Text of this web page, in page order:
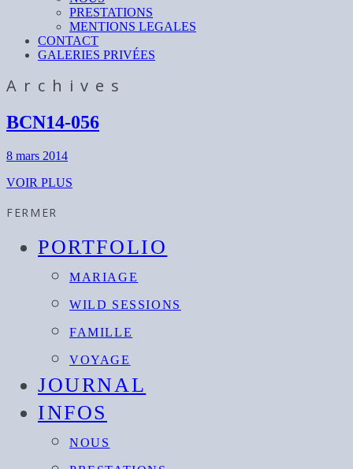
PRESTATIONS
MENTIONS LEGALES
CONTACT
GALERIES PRIVÉES
Archives
BCN14-056
8 mars 2014
VOIR PLUS
FERMER
PORTFOLIO
MARIAGE
WILD SESSIONS
FAMILLE
VOYAGE
JOURNAL
INFOS
NOUS